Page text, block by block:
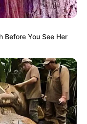
Before You See Her